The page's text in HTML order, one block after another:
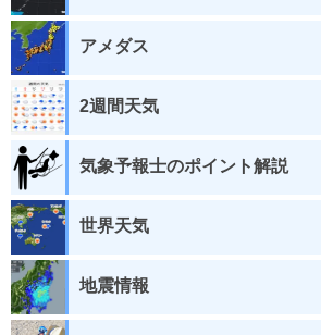
アメダス
2週間天気
気象予報士のポイント解説
世界天気
地震情報